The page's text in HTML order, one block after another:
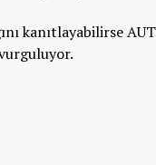
kanıtlayabilirse